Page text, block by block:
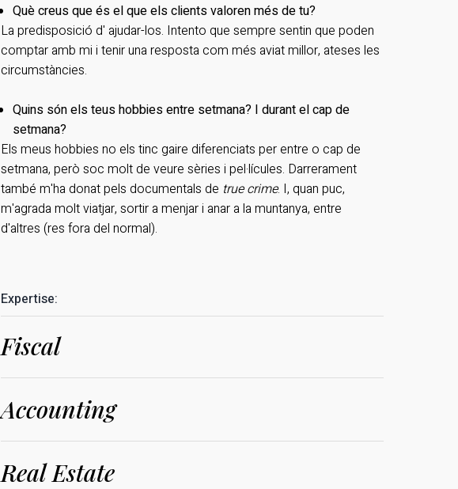
Què creus que és el que els clients valoren més de tu?
La predisposició d' ajudar-los. Intento que sempre sentin que poden
comptar amb mi i tenir una resposta com més aviat millor, ateses les
circumstàncies.
Quins són els teus hobbies entre setmana? I durant el cap de
setmana?
Els meus hobbies no els tinc gaire diferenciats per entre o cap de
setmana, però soc molt de veure sèries i pel·lícules. Darrerament
també m'ha donat pels documentals de true crime. I, quan puc,
m'agrada molt viatjar, sortir a menjar i anar a la muntanya, entre
d'altres (res fora del normal).
Expertise:
Fiscal
Accounting
Real Estate